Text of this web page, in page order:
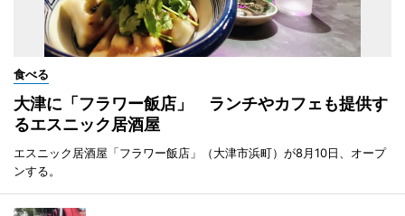
食べる
大津に「フラワー飯店」 ランチやカフェも提供す
るエスニック居酒屋
エスニック居酒屋「フラワー飯店」（大津市浜町）が8月10日、オープ
ンする。